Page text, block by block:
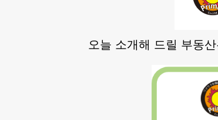
오늘 소개해 드릴 부동